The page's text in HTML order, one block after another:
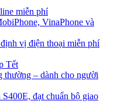
miễn phí
VinaPhone và
vị điện thoại miễn phí
Tết
thường – dành cho người
đạt chuẩn bộ giao